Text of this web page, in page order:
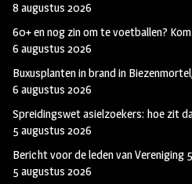
8 augustus 2026
60+ en nog zin om te voetballen?
6 augustus 2026
Buxusplanten in brand in
6 augustus 2026
Spreidingswet asielzoekers: hoe zit
5 augustus 2026
Bericht voor de leden van Vereniging
5 augustus 2026